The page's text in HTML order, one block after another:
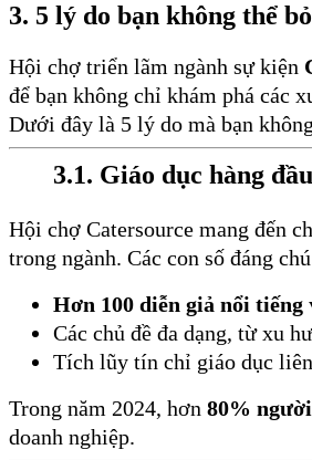
3. 5 lý do bạn không thể
Hội chợ triển lãm ngành sự kiện
để bạn không chỉ khám phá các
Dưới đây là 5 lý do mà bạn
3.1. Giáo dục hàng
Hội chợ Catersource mang đến
trong ngành. Các con số đáng
Hơn 100 diễn giả nổi tiếng
Các chủ đề đa dạng, từ xu
Tích lũy tín chỉ giáo dục
Trong năm 2024, hơn 80%
doanh nghiệp.